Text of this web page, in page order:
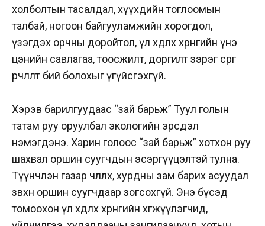
холболтын тасалдал, хүүхдийн тоглоомын
талбай, ногоон байгууламжийн хорогдол,
үзэгдэх орчны доройтол, үл хөдлөх хөрөнгийн үнэ
цэнийн савлагаа, тоосжилт, доргилт зэрэг сөрөг
өөрчлөлт бий болохыг үгүйсгэхгүй.
Хэрэв барилгуудаас “зай барьж” Туул голын
татам руу оруулбал экологийн эрсдэл
нэмэгдэнэ. Харин голоос “зай барьж” хотхон руу
шахвал оршин суугчдын эсэргүүцэлтэй тулна.
Түүнчлэн газар чөлөөлөх, хурдны зам барих асуудал
зөвхөн оршин суугчдаар зогсохгүй. Энэ бүсэд
томоохон үл хөдлөх хөрөнгийн хөгжүүлэгчид,